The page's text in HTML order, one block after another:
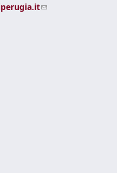
(link sends e-mail)
sends e-mail)